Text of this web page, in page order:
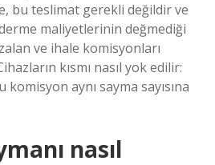
bu teslimat gerekli değildir ve
maliyetlerinin değmediği
ve ihale komisyonları
kısmı nasıl yok edilir:
komisyon aynı sayma sayısına
nasıl